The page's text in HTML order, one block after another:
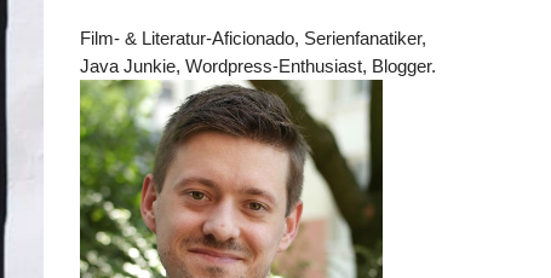
Film- & Literatur-Aficionado, Serienfanatiker,
Java Junkie, Wordpress-Enthusiast, Blogger.